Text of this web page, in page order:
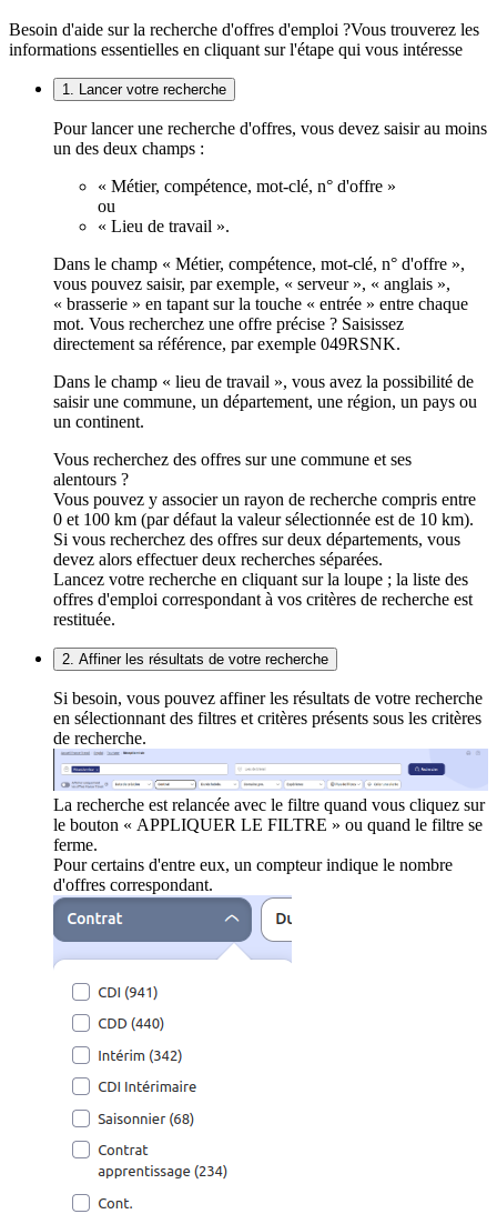
Besoin d'aide sur la recherche d'offres d'emploi ?Vous trouverez les
informations essentielles en cliquant sur l'étape qui vous intéresse
1. Lancer votre recherche
Pour lancer une recherche d'offres, vous devez saisir au moins
un des deux champs :
« Métier, compétence, mot-clé, n° d'offre »
ou
« Lieu de travail ».
Dans le champ « Métier, compétence, mot-clé, n° d'offre »,
vous pouvez saisir, par exemple, « serveur », « anglais »,
« brasserie » en tapant sur la touche « entrée » entre chaque
mot. Vous recherchez une offre précise ? Saisissez
directement sa référence, par exemple 049RSNK.
Dans le champ « lieu de travail », vous avez la possibilité de
saisir une commune, un département, une région, un pays ou
un continent.
Vous recherchez des offres sur une commune et ses
alentours ?
Vous pouvez y associer un rayon de recherche compris entre
0 et 100 km (par défaut la valeur sélectionnée est de 10 km).
Si vous recherchez des offres sur deux départements, vous
devez alors effectuer deux recherches séparées.
Lancez votre recherche en cliquant sur la loupe ; la liste des
offres d'emploi correspondant à vos critères de recherche est
restituée.
2. Affiner les résultats de votre recherche
Si besoin, vous pouvez affiner les résultats de votre recherche
en sélectionnant des filtres et critères présents sous les critères
de recherche.
La recherche est relancée avec le filtre quand vous cliquez sur
le bouton « APPLIQUER LE FILTRE » ou quand le filtre se
ferme.
Pour certains d'entre eux, un compteur indique le nombre
d'offres correspondant.